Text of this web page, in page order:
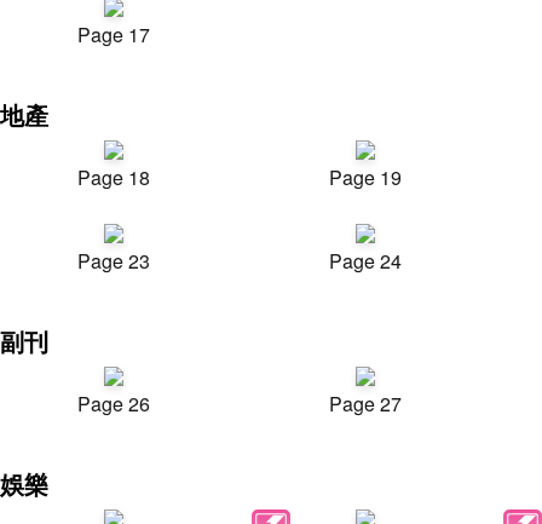
Page 17
地產
Page 18 Page 19
Page 23 Page 24
副刊
Page 26 Page 27
娛樂